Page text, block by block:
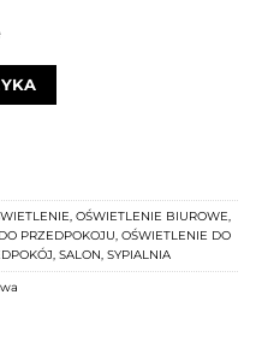
, OŚWIETLENIE BIUROWE,
PRZEDPOKOJU, OŚWIETLENIE DO
, SALON, SYPIALNIA